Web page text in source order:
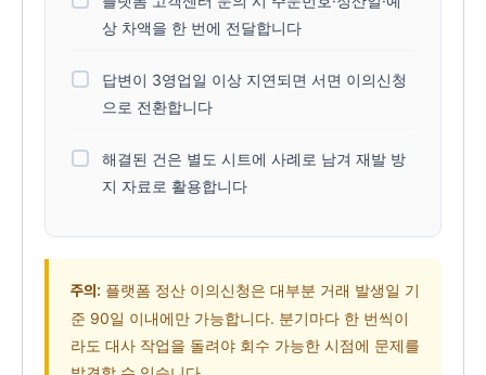
상 차액을 한 번에 전달합니다
답변이 3영업일 이상 지연되면 서면 이의신청
으로 전환합니다
해결된 건은 별도 시트에 사례로 남겨 재발 방
지 자료로 활용합니다
주의: 플랫폼 정산 이의신청은 대부분 거래 발생일 기
준 90일 이내에만 가능합니다. 분기마다 한 번씩이
라도 대사 작업을 돌려야 회수 가능한 시점에 문제를